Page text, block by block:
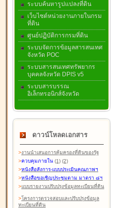
ระบบค้นหารูปแปลงที่ดิน
เว็บไซต์หน่วยงานภายในกรม
ที่ดิน
ศูนย์ปฏิบัติการกรมที่ดิน
ระบบจัดการข้อมูลสารสนเทศ
จังหวัด POC
ระบบสารสนเทศทรัพยากร
บุคคลจังหวัด DPIS v5
ระบบสารบรรณ
อิเล็กทรอนิกส์จังหวัด
ดาวน์โหลดเอกสาร
>งานนำเสนอการคุ้มครองที่ดินของรัฐ
>ควบคุมภายใน (1) (2)
>หนังสือสังการ-แบบประเมินคุณภาพฯ
>หนังสือขอเชิญประชุมตาม มาตรา ๘ฯ
>แบบรายงานปรับปรุงข้อมูลทะเบียนที่ดิน
>โครงการตรวจสอบและปรับปรุงข้อมูล
ทะเบียนที่ดิน